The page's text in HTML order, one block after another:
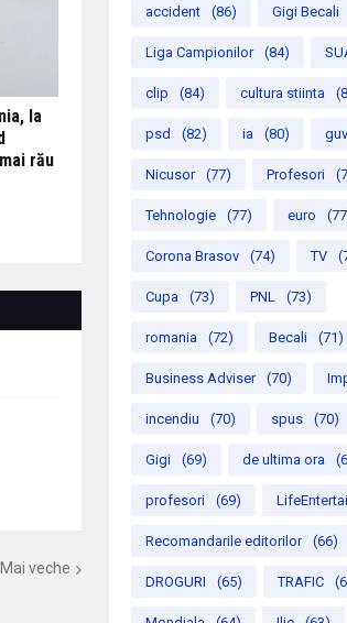
la
rău
Mai veche
accident (86) Gigi Becali
Liga Campionilor (84)
clip (84) cultura stiinta
psd (82) ia (80)
Nicusor (77) Profesori
Tehnologie (77) euro
Corona Brasov (74) TV
Cupa (73) PNL (73)
romania (72) Becali (71)
Business Adviser (70)
incendiu (70) spus (70)
Gigi (69) de ultima ora
profesori (69)
Recomandarile editorilor (66)
DROGURI (65) TRAFIC